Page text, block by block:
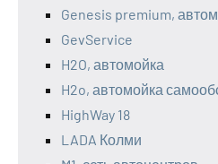
Genesis premium,
GevService
H2O, автомойка
H2o, автомойка
HighWay 18
LADA Колми